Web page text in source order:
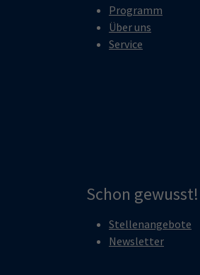
Programm
Über uns
Service
Schon gewusst!
Stellenangebote
Newsletter